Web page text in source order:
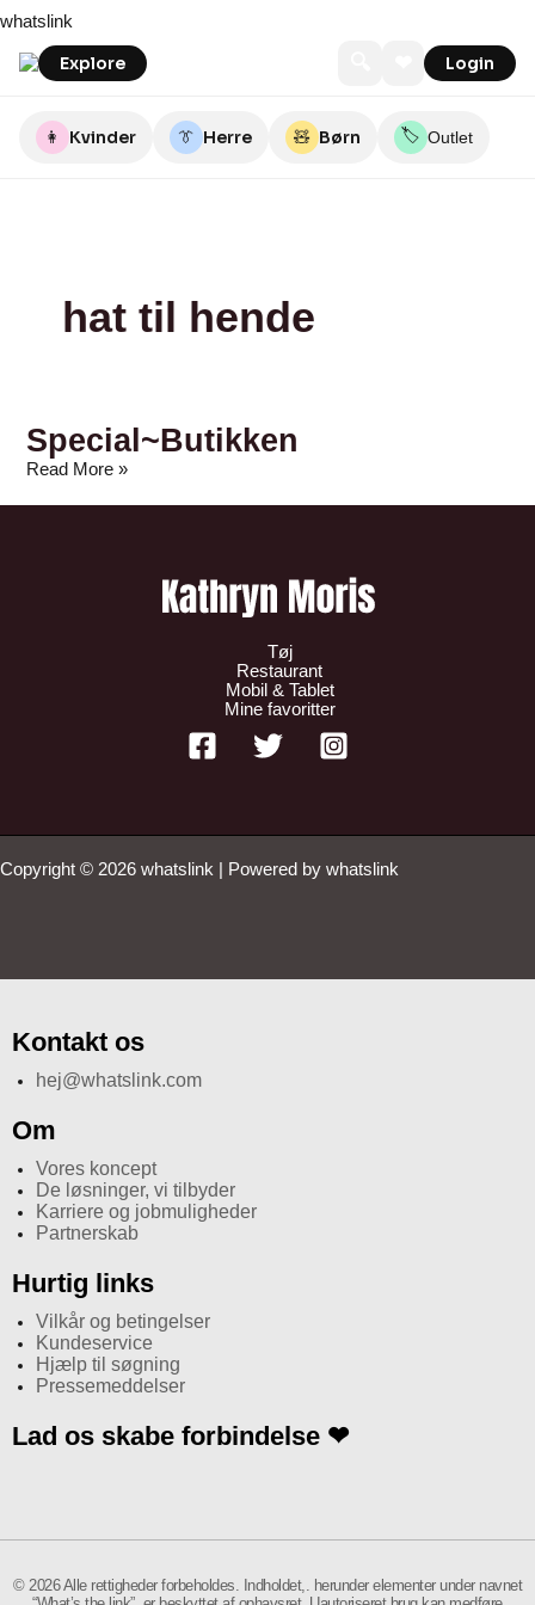
to
content
whatslink
Explore Login
👩 Kvinder 👔 Herre 🧸 Børn 🏷️ Outlet
hat til hende
Special~Butikken
Read More »
Tøj
Restaurant
Mobil & Tablet
Mine favoritter
Copyright © 2026 whatslink | Powered by whatslink
Kontakt os
hej@whatslink.com
Om
Vores koncept
De løsninger, vi tilbyder
Karriere og jobmuligheder
Partnerskab
Hurtig links
Vilkår og betingelser
Kundeservice
Hjælp til søgning
Pressemeddelser
Lad os skabe forbindelse ❤
n
© 2026 Alle rettigheder forbeholdes. Indholdet,. herunder elementer under navnet